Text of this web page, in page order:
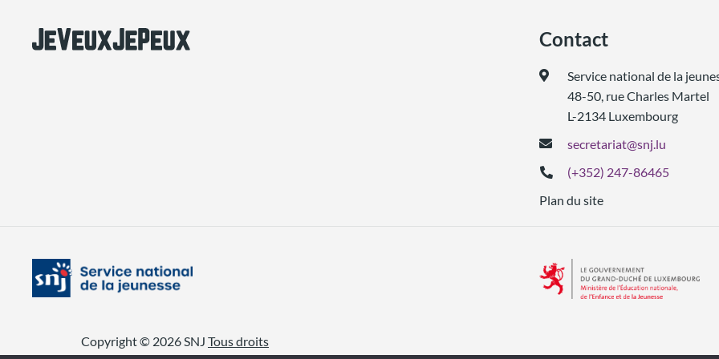
Contact
Service national de la
48-50, rue Charles Martel
L-2134 Luxembourg
secretariat@snj.lu
(+352) 247-86465
Plan du site
Copyright © 2026 SNJ Tous droits